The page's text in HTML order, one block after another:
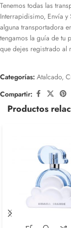
Tenemos todas las
Interrapidisimo, Envía
alguna transportadora
tengamos la guía de tu
que dejes registrado al
Categorías: Atalcado,
Compartir:
Productos